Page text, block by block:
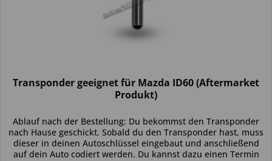
Transponder geeignet für Mazda ID60 (Aftermarket
Produkt)
Ablauf nach der Bestellung: Du bekommst den Transponder
nach Hause geschickt. Sobald du den Transponder hast, muss
dieser in deinen Autoschlüssel eingebaut und anschließend
auf dein Auto codiert werden. Du kannst dazu einen Termin